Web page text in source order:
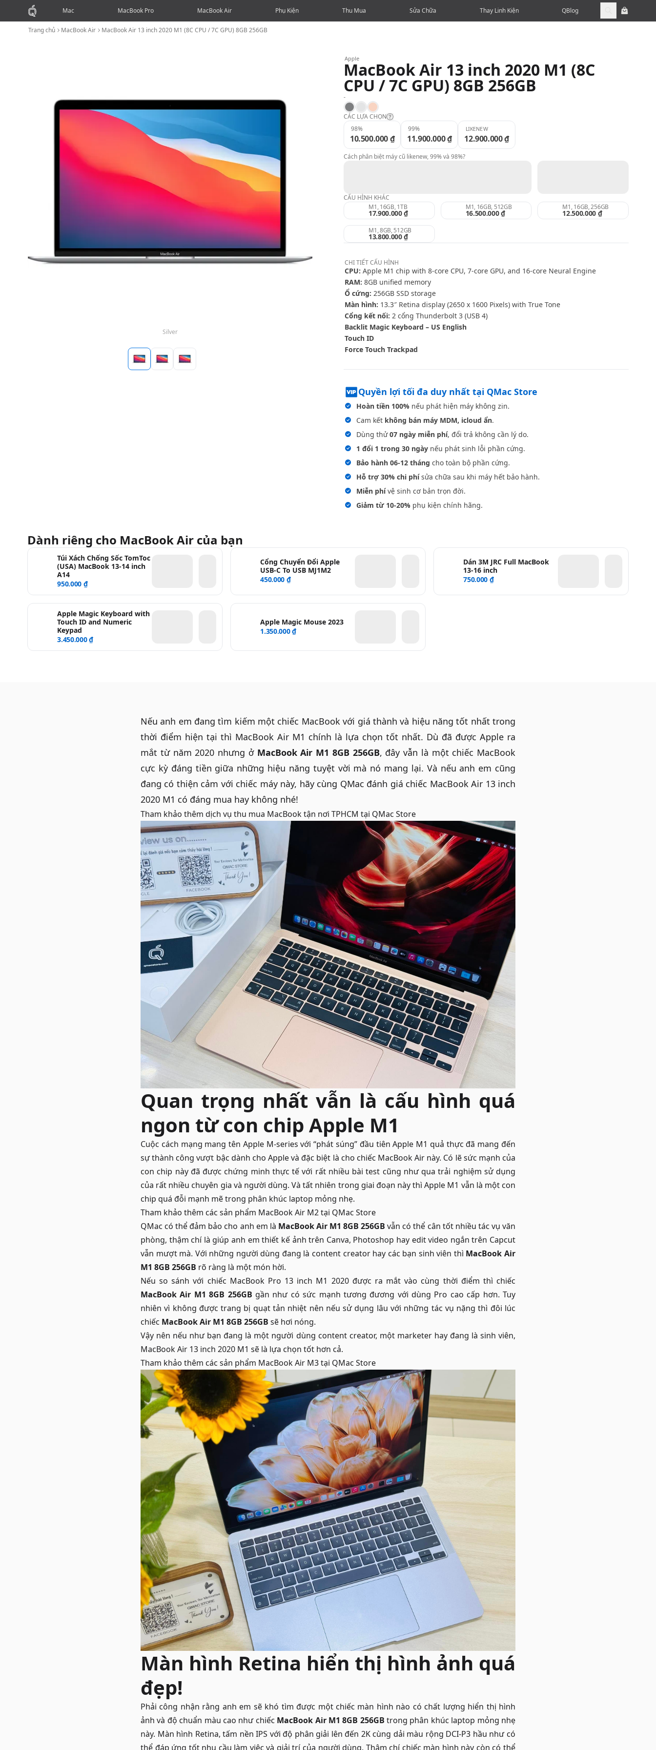
Mac MacBook Pro MacBook Air Phụ Kiện Thu Mua Sửa Chữa Thay Linh Kiện QBlog
Trang chủ MacBook Air MacBook Air 13 inch 2020 M1 (8C CPU / 7C GPU) 8GB 256GB
Silver Space Gray
Apple
MacBook Air 13 inch 2020 M1 (8C
CPU / 7C GPU) 8GB 256GB
-
Space Gray
SilverGold
CÁC LỰA CHỌN
Likenew:
98%:
98%
10.500.000 ₫
99%
11.900.000 ₫
LIKENEW
12.900.000 ₫
Cách phân biệt máy cũ likenew, 99% và 98%?
CẤU HÌNH KHÁC
M1, 16GB, 1TB
17.900.000 ₫
M1, 16GB, 512GB
16.500.000 ₫
M1, 16GB, 256GB
12.500.000 ₫
M1, 8GB, 512GB
13.800.000 ₫
CHI TIẾTCẤU HÌNH
CPU: Apple M1 chip with 8‑core CPU, 7‑core GPU, and 16‑core Neural Engine
RAM: 8GB unified memory
Ổ cứng: 256GB SSD storage
Màn hình: 13.3″ Retina display (2650 x 1600 Pixels) with True Tone
Cổng kết nối: 2 cổng Thunderbolt 3 (USB 4)
Backlit Magic Keyboard – US English
Touch ID
Force Touch Trackpad
Quyền lợi tối đa duy nhất tại QMac Store
Hoàn tiền 100% nếu phát hiện máy không zin.
Cam kết không bán máy MDM, icloud ẩn.
Dùng thử07 ngày miễn phí, đổi trả không cần lý do.
1 đổi 1 trong 30 ngày nếu phát sinh lỗi phần cứng.
Bảo hành 06-12 tháng cho toàn bộ phần cứng.
Hỗ trợ 30% chi phísửa chữa sau khi máy hết bảo hành.
Miễn phívệ sinh cơ bản trọn đời.
Giảm từ 10-20% phụ kiện chính hãng.
Dành riêng cho MacBook Air của bạn
Túi Xách Chống Sốc TomToc
(USA) MacBook 13-14 inch
A14
950.000 ₫
Cổng Chuyển Đổi Apple
USB-C To USB MJ1M2
450.000 ₫
Dán 3M JRC Full MacBook
13-16 inch
750.000 ₫
Apple Magic Keyboard with
Touch ID and Numeric
Keypad
3.450.000 ₫
Apple Magic Mouse 2023
1.350.000 ₫
Nếu anh em đang tìm kiếm một chiếc MacBook với giá thành và hiệu năng tốt nhất trong
thời điểm hiện tại thì MacBook Air M1 chính là lựa chọn tốt nhất. Dù đã được Apple ra
mắt từ năm 2020 nhưng ở MacBook Air M1 8GB 256GB, đây vẫn là một chiếc MacBook
cực kỳ đáng tiền giữa những hiệu năng tuyệt vời mà nó mang lại. Và nếu anh em cũng
đang có thiện cảm với chiếc máy này, hãy cùng QMac đánh giá chiếc MacBook Air 13 inch
2020 M1 có đáng mua hay không nhé!
Tham khảo thêm dịch vụ thu mua MacBook tận nơi TPHCM tại QMac Store
Quan trọng nhất vẫn là cấu hình quá
ngon từ con chip Apple M1
Cuộc cách mạng mang tên Apple M-series với “phát súng” đầu tiên Apple M1 quả thực đã mang đến
sự thành công vượt bậc dành cho Apple và đặc biệt là cho chiếc MacBook Air này. Có lẽ sức mạnh của
con chip này đã được chứng minh thực tế với rất nhiều bài test cũng như qua trải nghiệm sử dụng
của rất nhiều chuyên gia và người dùng. Và tất nhiên trong giai đoạn này thì Apple M1 vẫn là một con
chip quá đỗi mạnh mẽ trong phân khúc laptop mỏng nhẹ.
Tham khảo thêm các sản phẩm MacBook Air M2tại QMac Store
QMac có thể đảm bảo cho anh em là MacBook Air M1 8GB 256GB vẫn có thể cân tốt nhiều tác vụ văn
phòng, thậm chí là giúp anh em thiết kế ảnh trên Canva, Photoshop hay edit video ngắn trên Capcut
vẫn mượt mà. Với những người dùng đang là content creator hay các bạn sinh viên thì MacBook Air
M1 8GB 256GB rõ ràng là một món hời.
Nếu so sánh với chiếc MacBook Pro 13 inch M1 2020 được ra mắt vào cùng thời điểm thì chiếc
MacBook Air M1 8GB 256GB gần như có sức mạnh tương đương với dùng Pro cao cấp hơn. Tuy
nhiên vì không được trang bị quạt tản nhiệt nên nếu sử dụng lâu với những tác vụ nặng thì đôi lúc
chiếc MacBook Air M1 8GB 256GB sẽ hơi nóng.
Vậy nên nếu như bạn đang là một người dùng content creator, một marketer hay đang là sinh viên,
MacBook Air 13 inch 2020 M1 sẽ là lựa chọn tốt hơn cả.
Tham khảo thêm các sản phẩm MacBook Air M3tại QMac Store
Màn hình Retina hiển thị hình ảnh quá
đẹp!
Phải công nhận rằng anh em sẽ khó tìm được một chiếc màn hình nào có chất lượng hiển thị hình
ảnh và độ chuẩn màu cao như chiếc MacBook Air M1 8GB 256GB trong phân khúc laptop mỏng nhẹ
này. Màn hình Retina, tấm nền IPS với độ phân giải lên đến 2K cùng dải màu rộng DCI-P3 hầu như có
thể đáp ứng tốt nhu cầu làm việc và giải trí của người dùng. Thậm chí chiếc màn hình này còn có thể